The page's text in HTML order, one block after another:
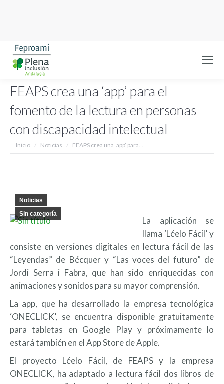
FEAPS crea una ‘app’ para el
fomento de la lectura en personas
con discapacidad intelectual
Estás aquí:
Inicio Noticias FEAPS crea una ‘app’ para…
Noticias
Sin categoría
La aplicación se
llama ‘Léelo Fácil’ y
consiste en versiones digitales en lectura fácil de las
“Leyendas” de Bécquer y “Las voces del futuro” de
Jordi Serra i Fabra, que han sido enriquecidas con
animaciones y sonidos para su mayor comprensión.
La app, que ha desarrollado la empresa tecnológica
‘ONECLICK’, se encuentra disponible gratuitamente
para tabletas en Google Play y próximamente lo
estará también en el App Store de Apple.
El proyecto Léelo Fácil, de FEAPS y la empresa
ONECLICK, ha adaptado a lectura fácil dos libros de